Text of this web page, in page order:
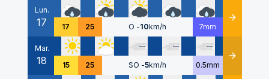
Lun.
17 17 25 O -10km/h 7mm Détails
Mar.
18 15 25 SO -5km/h 0.5mm Détails